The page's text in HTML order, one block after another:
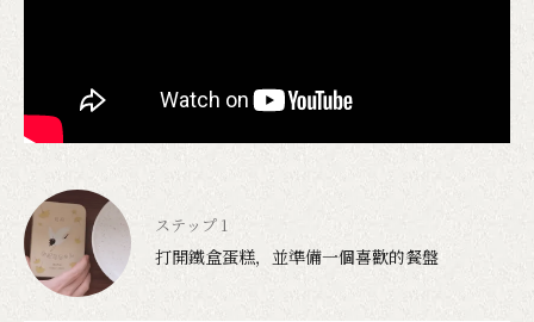
打開鐵盒蛋糕，並準備一個喜歡的餐盤